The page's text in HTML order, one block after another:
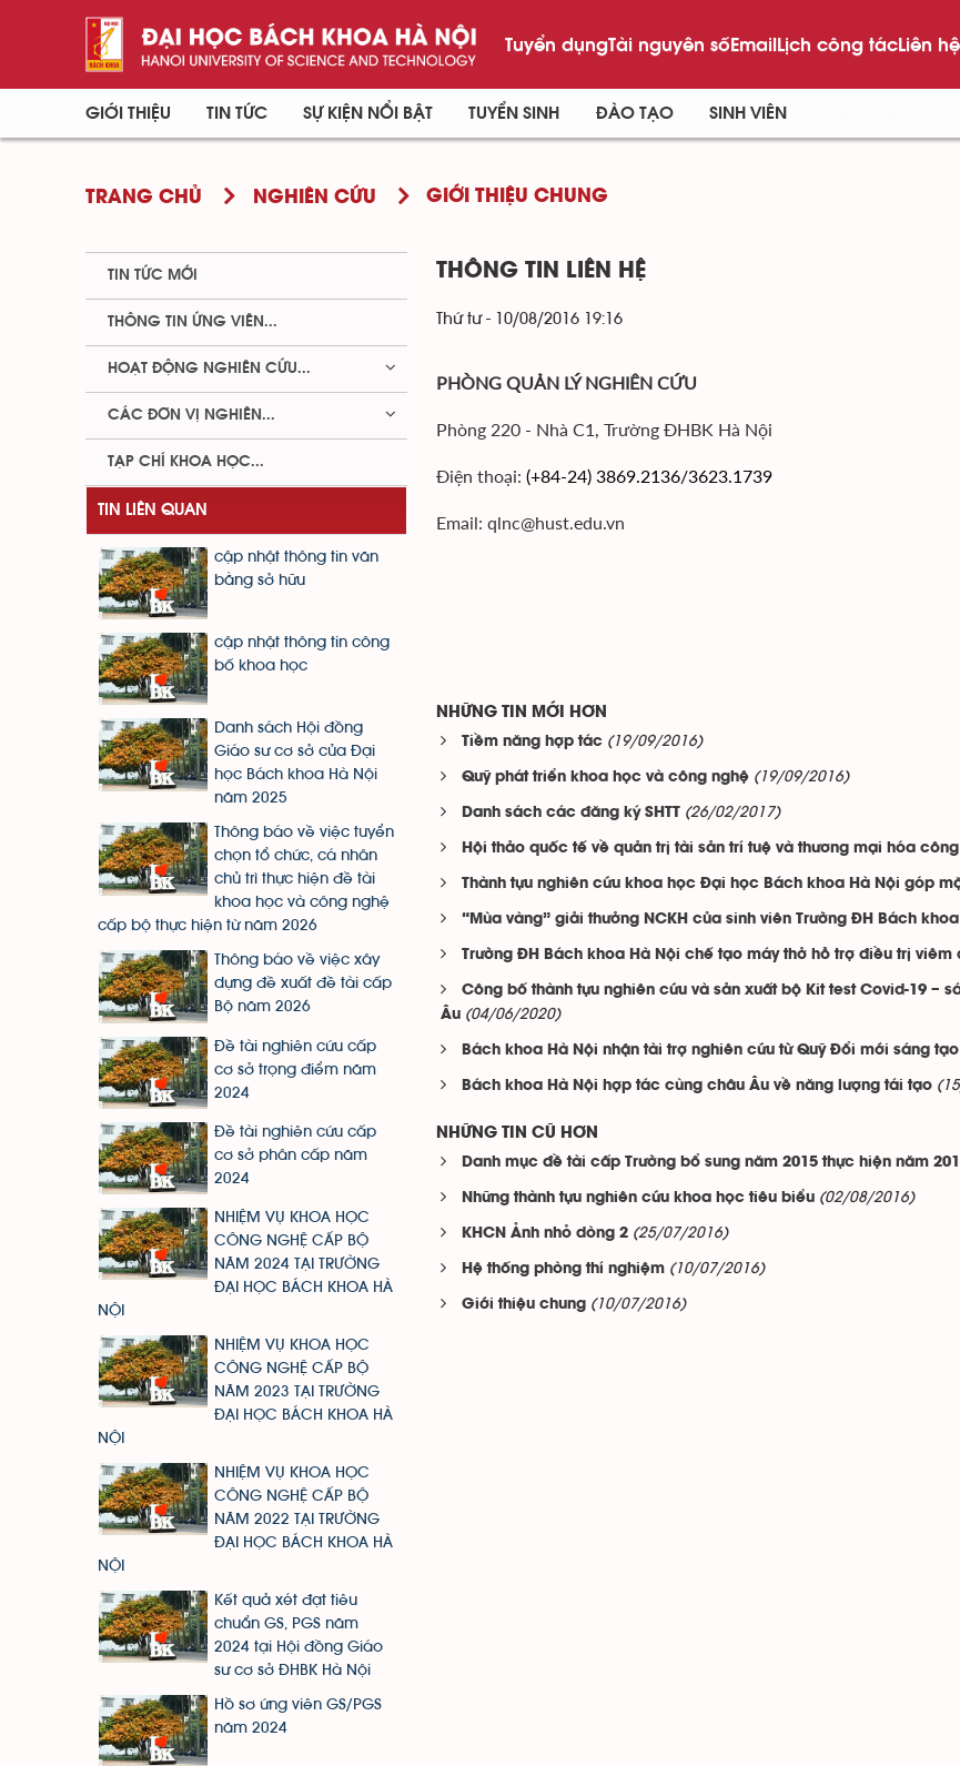
Tuyển dụngTài nguyên sốEmailLịch công tácLiên hệ
GIỚI THIỆU TIN TỨC SỰ KIỆN NỔI BẬT TUYỂN SINH ĐÀO TẠO SINH VIÊN
TRANG CHỦ NGHIÊN CỨU GIỚI THIỆU CHUNG
THÔNG TIN LIÊN HỆ
Thứ tư - 10/08/2016 19:16
PHÒNG QUẢN LÝ NGHIÊN CỨU
Phòng 220 - Nhà C1, Trường ĐHBK Hà Nội
Điện thoại: (+84-24) 3869.2136/3623.1739
Email: qlnc@hust.edu.vn
NHỮNG TIN MỚI HƠN
Tiềm năng hợp tác (19/09/2016)
Quỹ phát triển khoa học và công nghệ (19/09/2016)
Danh sách các đăng ký SHTT (26/02/2017)
Hội thảo quốc tế về quản trị tài sản trí tuệ và thương mại hóa
Thành tựu nghiên cứu khoa học Đại học Bách khoa Hà Nội góp
“Mùa vàng” giải thưởng NCKH của sinh viên Trường ĐH Bách
Trường ĐH Bách khoa Hà Nội chế tạo máy thở hỗ trợ điều trị
Công bố thành tựu nghiên cứu và sản xuất bộ Kit test Covid-19 –
Âu (04/06/2020)
Bách khoa Hà Nội nhận tài trợ nghiên cứu từ Quỹ Đổi mới sáng
Bách khoa Hà Nội hợp tác cùng châu Âu về năng lượng tái tạo
NHỮNG TIN CŨ HƠN
Danh mục đề tài cấp Trường bổ sung năm 2015 thực hiện năm
Những thành tựu nghiên cứu khoa học tiêu biểu (02/08/2016)
KHCN Ảnh nhỏ dòng 2 (25/07/2016)
Hệ thống phòng thí nghiệm (10/07/2016)
Giới thiệu chung (10/07/2016)
TIN TỨC MỚI
THÔNG TIN ỨNG VIÊN...
HOẠT ĐỘNG NGHIÊN CỨU...
CÁC ĐƠN VỊ NGHIÊN...
TẠP CHÍ KHOA HỌC...
TIN LIÊN QUAN
cập nhật thông tin văn
bằng sở hữu
cập nhật thông tin công
bố khoa học
Danh sách Hội đồng
Giáo sư cơ sở của Đại
học Bách khoa Hà Nội
năm 2025
Thông báo về việc tuyển
chọn tổ chức, cá nhân
chủ trì thực hiện đề tài
khoa học và công nghệ
cấp bộ thực hiện từ năm 2026
Thông báo về việc xây
dựng đề xuất đề tài cấp
Bộ năm 2026
Đề tài nghiên cứu cấp
cơ sở trọng điểm năm
2024
Đề tài nghiên cứu cấp
cơ sở phân cấp năm
2024
NHIỆM VỤ KHOA HỌC
CÔNG NGHỆ CẤP BỘ
NĂM 2024 TẠI TRƯỜNG
ĐẠI HỌC BÁCH KHOA HÀ
NỘI
NHIỆM VỤ KHOA HỌC
CÔNG NGHỆ CẤP BỘ
NĂM 2023 TẠI TRƯỜNG
ĐẠI HỌC BÁCH KHOA HÀ
NỘI
NHIỆM VỤ KHOA HỌC
CÔNG NGHỆ CẤP BỘ
NĂM 2022 TẠI TRƯỜNG
ĐẠI HỌC BÁCH KHOA HÀ
NỘI
Kết quả xét đạt tiêu
chuẩn GS, PGS năm
2024 tại Hội đồng Giáo
sư cơ sở ĐHBK Hà Nội
Hồ sơ ứng viên GS/PGS
năm 2024